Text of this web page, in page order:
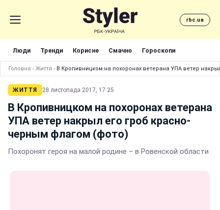
rbc.ua
Люди Тренди Корисне Смачно Гороскопи
Головна › Життя › В Кропивницком на похоронах ветерана УПА ветер
ЖИТТЯ 28 листопада 2017, 17:25
В Кропивницком на похоронах ветерана
УПА ветер накрыл его гроб красно-
черным флагом (фото)
Похоронят героя на малой родине – в Ровенской области